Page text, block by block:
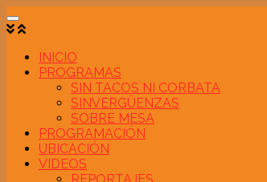
Saltar
al
INICIO
PROGRAMAS
SIN TACOS NI CORBATA
SINVERGÜENZAS
SOBRE MESA
PROGRAMACIÓN
UBICACIÓN
VIDEOS